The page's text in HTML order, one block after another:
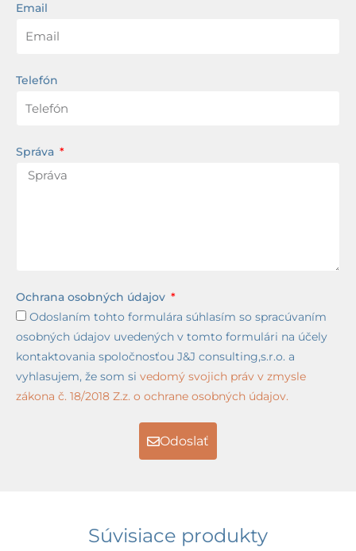
Email
Telefón
Správa
Ochrana osobných údajov
Odoslaním tohto formulára súhlasím so spracúvaním
osobných údajov uvedených v tomto formulári na účely
kontaktovania spoločnosťou J&J consulting,s.r.o. a
vyhlasujem, že som si vedomý svojich práv v zmysle
zákona č. 18/2018 Z.z. o ochrane osobných údajov.
Odoslať
Súvisiace produkty